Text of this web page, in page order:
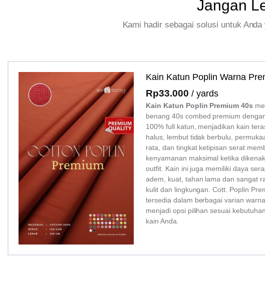
Jangan
Kami hadir sebagai solusi untuk
Kain Katun Poplin Warna
Rp33.000 / yards
Kain Katun Poplin Premium 40s
benang 40s combed premium
100% full katun, menjadikan kain
halus, lembut tidak berbulu,
rata, dan tingkat ketipisan serat
kenyamanan maksimal ketika
outfit. Kain ini juga memiliki daya
adem, kuat, tahan lama dan sangat
kulit dan lingkungan. Cott. Poplin
tersedia dalam berbagai varian
menjadi opsi pilihan sesuai
kain Anda.